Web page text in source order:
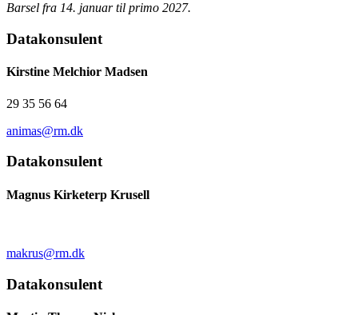
Barsel fra 14. januar til primo 2027.
Datakonsulent
Kirstine Melchior Madsen
29 35 56 64
animas@rm.dk
Datakonsulent
Magnus Kirketerp Krusell
makrus@rm.dk
Datakonsulent